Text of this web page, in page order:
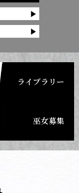
ライブラリー
巫女募集